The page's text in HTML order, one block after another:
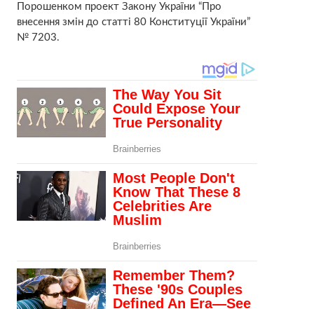
Порошенком проект Закону України “Про
внесення змін до статті 80 Конституції України”
№ 7203.